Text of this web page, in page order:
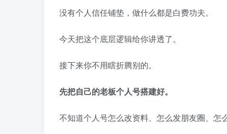
没有个人信任铺垫，做什么都是白费功夫。
今天把这个底层逻辑给你讲透了。
接下来你不用瞎折腾别的。
先把自己的老板个人号搭建好。
不知道个人号怎么改资料、怎么发朋友圈、怎